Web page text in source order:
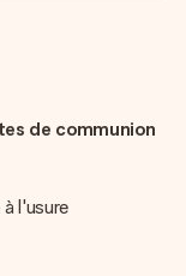
de communion
l'usure